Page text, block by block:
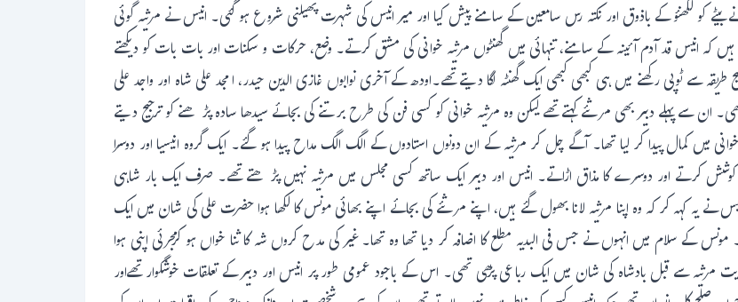
بیٹے کو لکھنؤ کے باذوق اور نکتہ رس سامعین کے سامنے پیش کیا اور میر انیس کی شہرت پھیلنی شروع ہو گئی۔ انیس نے مرثیہ گوئی
کہ انیس قد آدم آئینہ کے سامنے، تنہائی میں گھنٹوں مرثیہ خوانی کی مشق کرتے۔ وضع، حرکات و سکنات اور بات بات کو دیکھتے
سے ٹوپی رکھنے میں ہی کبھی کبھی ایک گھنٹہ لگا دیتے تھے۔اودھ کے آخری نوابوں غازی الدین حیدر، امجد علی شاہ اور واجد علی
سے پہلے دبیر بھی مرثئے کہتے تھے لیکن وہ مرثیہ خوانی کو کسی فن کی طرح برتنے کی بجائے سیدھا سادہ پڑھنے کو ترجیح دیتے
کمال پیدا کر لیا تھا۔ آگے چل کر مرثیہ کے ان دونوں استادوں کے الگ الگ مداح پیدا ہو گئے۔ ایک گروہ انیسیا اور دوسرا
کوشش کرتے اور دوسرے کا مذاق اڑاتے۔ انیس اور دبیر ایک ساتھ کسی مجلس میں مرثیہ نہیں پڑھتے تھے۔ صرف ایک بار شاہی
یہ کہہ کر کہ وہ اپنا مرثیہ لانا بھول گئے ہیں، اپنے مرثئے کی بجائے اپنے بھائی مونس کا لکھا ہوا حضرت علی کی شان میں ایک
سلام میں انہوں نے جس فی البدیہ مطلع کا اضافہ کر دیا تھا وہ تھا۔ غیر کی مدح کروں شہ کا ثنا خواں ہو کرمجرئی اپنی ہوا
سے قبل بادشاہ کی شان میں ایک رباعی پڑھی تھی۔ اس کے باجود عمومی طور پر انیس اور دبیر کے تعلقات خوشگوار تھےاور